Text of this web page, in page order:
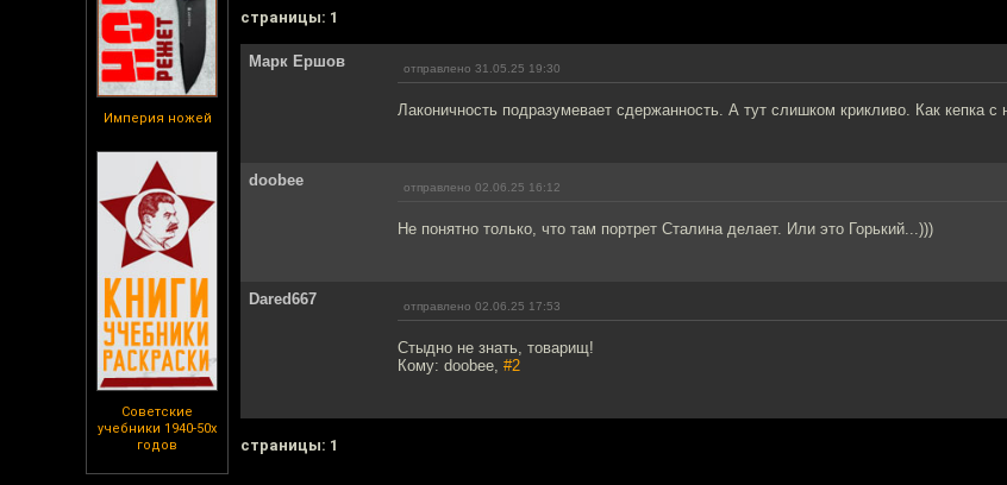
Империя ножей
Советские
учебники 1940-50х
годов
cтраницы: 1
Марк Ершов отправлено 31.05.25 19:30
Лаконичность подразумевает сдержанность. А тут слишком крикливо. Как кепка
doobee отправлено 02.06.25 16:12
Не понятно только, что там портрет Сталина делает. Или это Горький...)))
Dared667 отправлено 02.06.25 17:53
Стыдно не знать, товарищ!
Кому: doobee, #2
cтраницы: 1